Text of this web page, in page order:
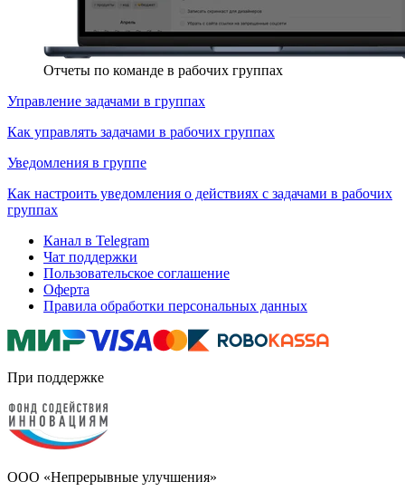
Отчеты по команде в рабочих группах
Управление задачами в группах
Как управлять задачами в рабочих группах
Уведомления в группе
Как настроить уведомления о действиях с задачами в рабочих
группах
Канал в Telegram
Чат поддержки
Пользовательское соглашение
Оферта
Правила обработки персональных данных
При поддержке
ООО «Непрерывные улучшения»